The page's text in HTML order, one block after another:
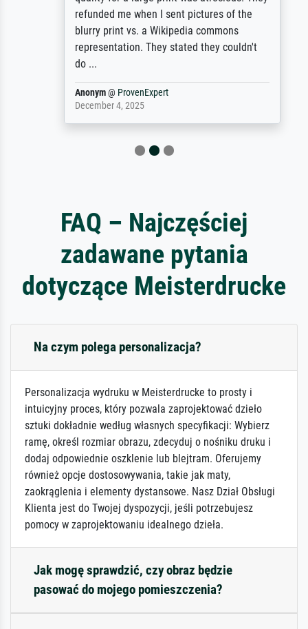
refunded me when I sent pictures of the
blurry print vs. a Wikipedia commons
representation. They stated they couldn't
do ...
Anonym@ProvenExpert
December 4, 2025
FAQ – Najczęściej
zadawane pytania
dotyczące Meisterdrucke
Na czym polega personalizacja?
Personalizacja wydruku w Meisterdrucke to prosty i
intuicyjny proces, który pozwala zaprojektować dzieło
sztuki dokładnie według własnych specyfikacji: Wybierz
ramę, określ rozmiar obrazu, zdecyduj o nośniku druku i
dodaj odpowiednie oszklenie lub blejtram. Oferujemy
również opcje dostosowywania, takie jak maty,
zaokrąglenia i elementy dystansowe. Nasz Dział Obsługi
Klienta jest do Twojej dyspozycji, jeśli potrzebujesz
pomocy w zaprojektowaniu idealnego dzieła.
Jak mogę sprawdzić, czy obraz będzie
pasować do mojego pomieszczenia?